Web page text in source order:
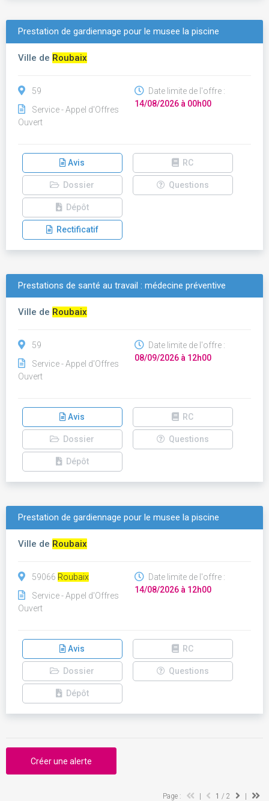
Prestation de gardiennage pour le musee la piscine
Ville de Roubaix
59
Service - Appel d'Offres
Ouvert
Date limite de l'offre :
14/08/2026 à 00h00
Avis RC
Dossier Questions
Dépôt
Rectificatif
Prestations de santé au travail : médecine préventive
Ville de Roubaix
59
Service - Appel d'Offres
Ouvert
Date limite de l'offre :
08/09/2026 à 12h00
Avis RC
Dossier Questions
Dépôt
Prestation de gardiennage pour le musee la piscine
Ville de Roubaix
59066 Roubaix
Service - Appel d'Offres
Ouvert
Date limite de l'offre :
14/08/2026 à 12h00
Avis RC
Dossier Questions
Dépôt
Créer une alerte
Page : 1 / 2